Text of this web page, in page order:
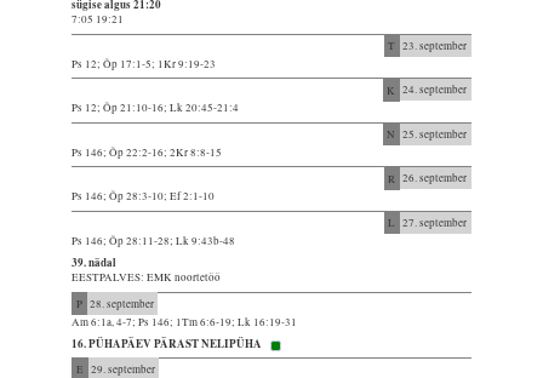
sügise algus 21:20
7:05 19:21
T 23. september
Ps 12; Õp 17:1-5; 1Kr 9:19-23
K 24. september
Ps 12; Õp 21:10-16; Lk 20:45-21:4
N 25. september
Ps 146; Õp 22:2-16; 2Kr 8:8-15
R 26. september
Ps 146; Õp 28:3-10; Ef 2:1-10
L 27. september
Ps 146; Õp 28:11-28; Lk 9:43b-48
39. nädal
EESTPALVES: EMK noortetöö
P 28. september
Am 6:1a, 4-7; Ps 146; 1Tm 6:6-19; Lk 16:19-31
16. PÜHAPÄEV PÄRAST NELIPÜHA
E 29. september